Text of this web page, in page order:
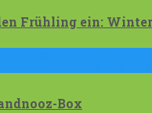
Frühling ein:
Box